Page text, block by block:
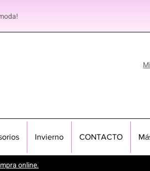
Invierno CONTACTO
online.